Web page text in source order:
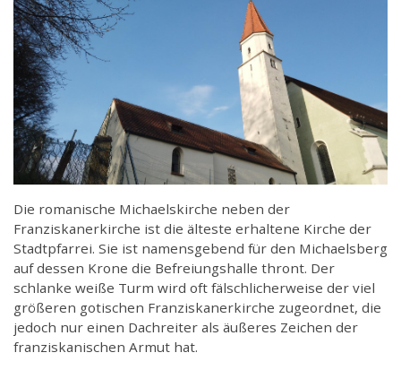
Die romanische Michaelskirche neben der
Franziskanerkirche ist die älteste erhaltene Kirche der
Stadtpfarrei. Sie ist namensgebend für den Michaelsberg
auf dessen Krone die Befreiungshalle thront. Der
schlanke weiße Turm wird oft fälschlicherweise der viel
größeren gotischen Franziskanerkirche zugeordnet, die
jedoch nur einen Dachreiter als äußeres Zeichen der
franziskanischen Armut hat.